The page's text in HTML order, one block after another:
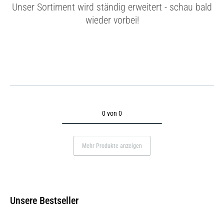
Unser Sortiment wird ständig erweitert - schau bald
wieder vorbei!
0 von 0
Mehr Produkte anzeigen
Unsere Bestseller